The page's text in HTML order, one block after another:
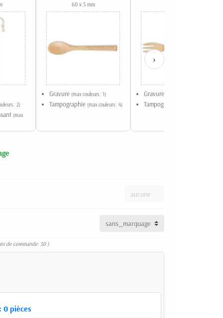
: 2)
(max
60 x 5 mm
Gravure (max couleurs : 1)
Tampographie (max couleurs : 4)
Gravure
Tampographie
›
de commande: 50 )
0pièces